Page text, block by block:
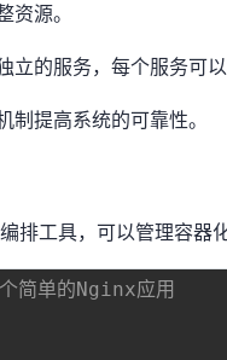
源。
的服务，每个服务可以
提高系统的可靠性。
排工具，可以管理容器
简单的Nginx应用